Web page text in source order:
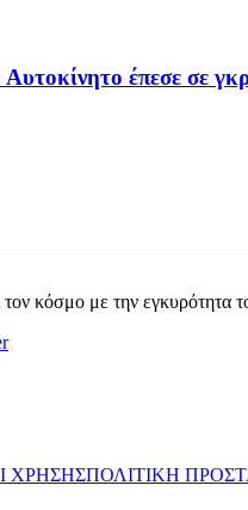
έπεσε σε
κόσμο με την εγκυρότητα
ΧΡΗΣΗΣΠΟΛΙΤΙΚΗ